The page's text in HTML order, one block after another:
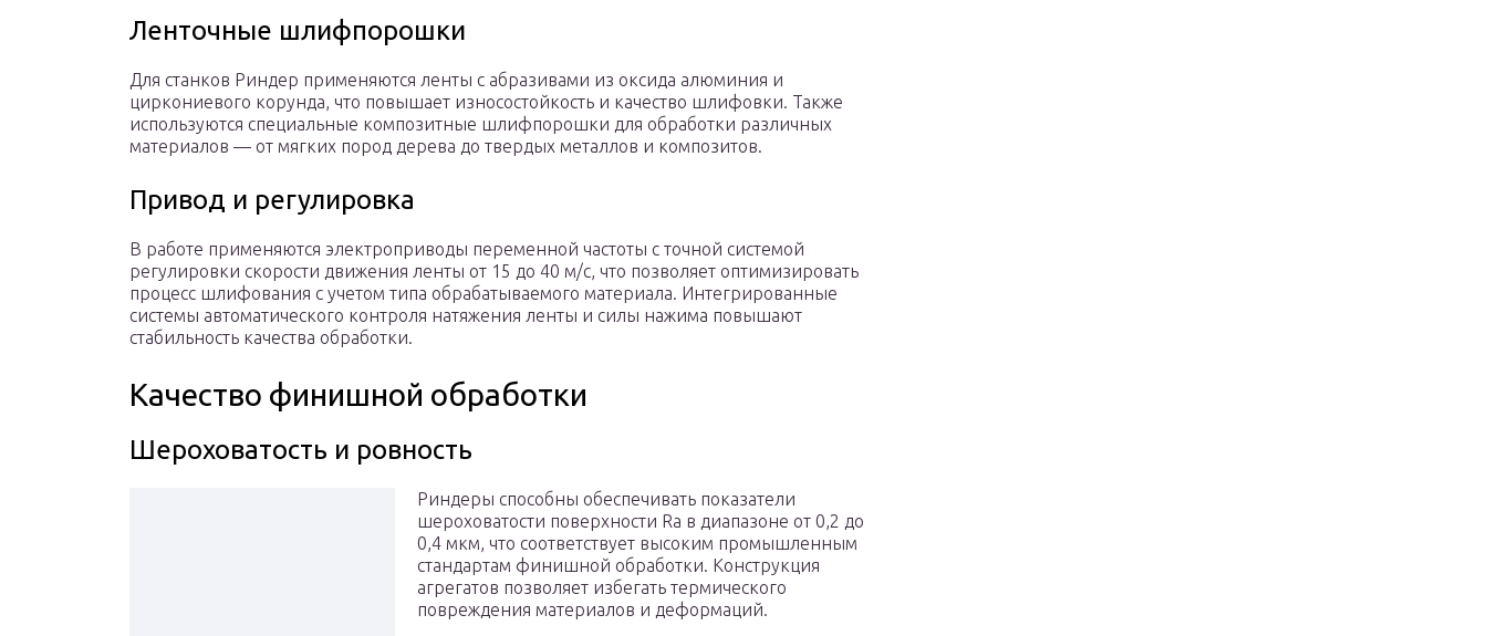
Ленточные шлифпорошки
Для станков Риндер применяются ленты с абразивами из оксида алюминия и
циркониевого корунда, что повышает износостойкость и качество шлифовки. Также
используются специальные композитные шлифпорошки для обработки различных
материалов — от мягких пород дерева до твердых металлов и композитов.
Привод и регулировка
В работе применяются электроприводы переменной частоты с точной системой
регулировки скорости движения ленты от 15 до 40 м/с, что позволяет оптимизировать
процесс шлифования с учетом типа обрабатываемого материала. Интегрированные
системы автоматического контроля натяжения ленты и силы нажима повышают
стабильность качества обработки.
Качество финишной обработки
Шероховатость и ровность
Риндеры способны обеспечивать показатели
шероховатости поверхности Ra в диапазоне от 0,2 до
0,4 мкм, что соответствует высоким промышленным
стандартам финишной обработки. Конструкция
агрегатов позволяет избегать термического
повреждения материалов и деформаций.